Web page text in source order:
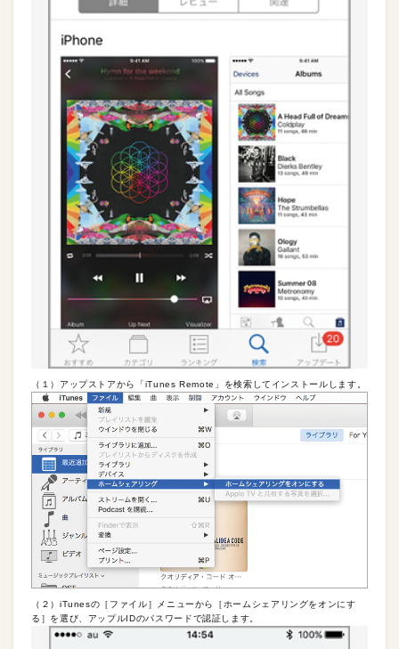
（１）アップストアから「iTunes Remote」を検索してインストールします。
（２）iTunesの［ファイル］メニューから［ホームシェアリングをオンにす
る］を選び、アップルIDのパスワードで認証します。